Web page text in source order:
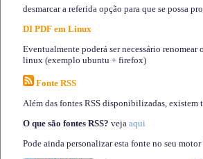
desmarcar a referida opção para que se possa
DI PDF em Linux
Eventualmente poderá ser necessário
linux (exemplo ubuntu + firefox)
Fonte RSS
Além das fontes RSS disponibilizadas, existem
O que são fontes RSS? veja aqui
Pode ainda personalizar esta fonte no seu